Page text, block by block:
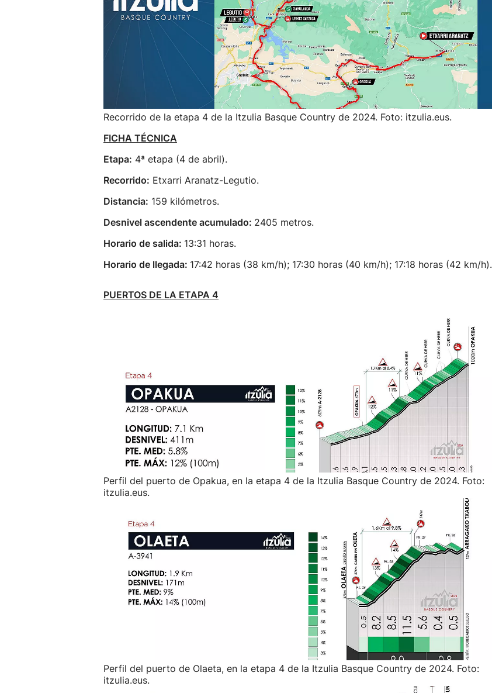
Recorrido de la etapa 4 de la Itzulia Basque Country de 2024. Foto: itzulia.eus.
FICHA TÉCNICA
Etapa: 4ª etapa (4 de abril).
Recorrido: Etxarri Aranatz-Legutio.
Distancia: 159 kilómetros.
Desnivel ascendente acumulado: 2405 metros.
Horario de salida: 13:31 horas.
Horario de llegada: 17:42 horas (38 km/h); 17:30 horas (40 km/h); 17:18 horas (42 km/h).
PUERTOS DE LA ETAPA 4
Perfil del puerto de Opakua, en la etapa 4 de la Itzulia Basque Country de 2024. Foto:
itzulia.eus.
Perfil del puerto de Olaeta, en la etapa 4 de la Itzulia Basque Country de 2024. Foto:
itzulia.eus.